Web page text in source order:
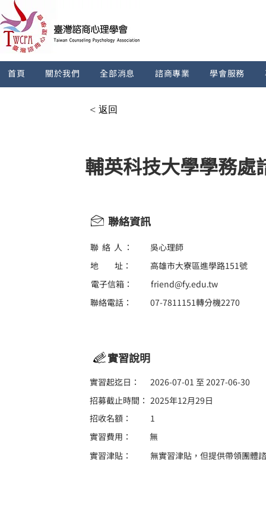
首頁 關於我們 全部消息 諮商專業 學會服務
< 返回
輔英科技大學學務處
聯絡資訊
聯 絡 人 ：
地 址：
電子信箱：
聯絡電話：
吳心理師
高雄市大寮區進學路151號
friend@fy.edu.tw
07-7811151轉分機2270
實習說明
實習起迄日：
2026-07-01 至 2027-06-30
招募截止時間：
招收名額：
2025年12月29日
1
實習費用：
無
實習津貼：
無實習津貼，但提供帶領團體